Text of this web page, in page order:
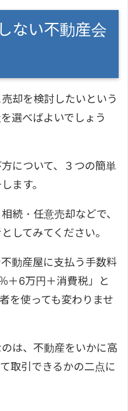
ない不動産会
却を検討したいという
選べばよいでしょう
について、３つの簡単
ます。
続・任意売却などで、
してみてください。
動産屋に支払う手数料
＋6万円＋消費税」と
を使っても変わりませ
は、不動産をいかに高
取引できるかの二点に